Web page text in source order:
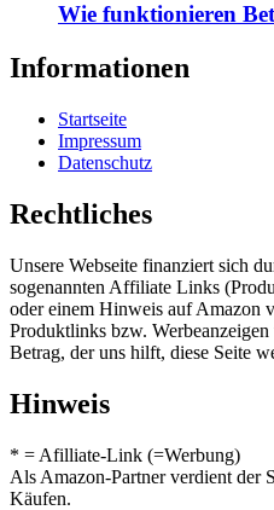
Wie funktionieren
Informationen
Startseite
Impressum
Datenschutz
Rechtliches
Unsere Webseite finanziert sich
sogenannten Affiliate Links
oder einem Hinweis auf Amazon
Produktlinks bzw.
Betrag, der uns hilft, diese Seite
Hinweis
* = Afilliate-Link (=Werbung)
Als Amazon-Partner verdient der
Käufen.